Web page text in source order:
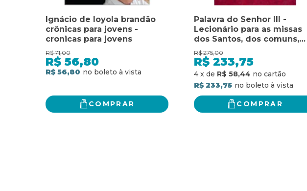
Ignácio de loyola brandão
crônicas para jovens -
cronicas para jovens
R$ 71,00
R$ 56,80
R$ 56,80
COMPRAR
Palavra do Senhor III -
Lecionário para as missas
dos Santos, dos comuns,
para diversas necessidades
e votivas: lecionário para as
missas dos santos, dos
comuns, para diversas
necessidades e votivas
R$ 275,00
R$ 233,75
4 x de R$ 58,44
R$ 233,75
COMPRAR